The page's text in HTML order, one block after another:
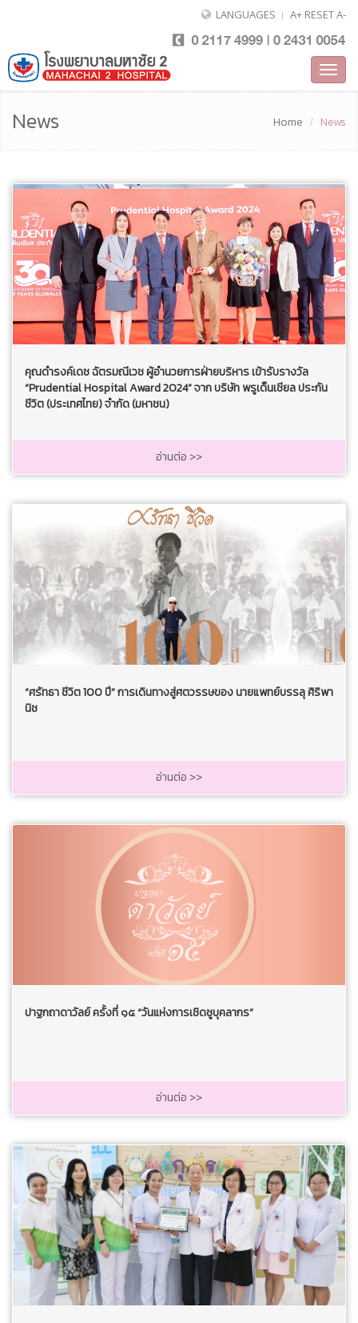
LANGUAGES A+ RESETA-
News Home News
คุณดำรงค์เดช ฉัตรมณีเวช ผู้อำนวยการฝ่ายบริหาร เข้ารับรางวัล
“Prudential Hospital Award 2024” จาก บริษัท พรูเด็นเชียล ประกัน
ชีวิต (ประเทศไทย) จํากัด (มหาชน)
อ่านต่อ >>
“ศรัทธา ชีวิต 100 ปี” การเดินทางสู่ศตวรรษของ นายแพทย์บรรลุ ศิริพา
นิช
อ่านต่อ >>
ปาฐกถาดาวัลย์ ครั้งที่ ๑๕ “วันแห่งการเชิดชูบุคลากร”
อ่านต่อ >>